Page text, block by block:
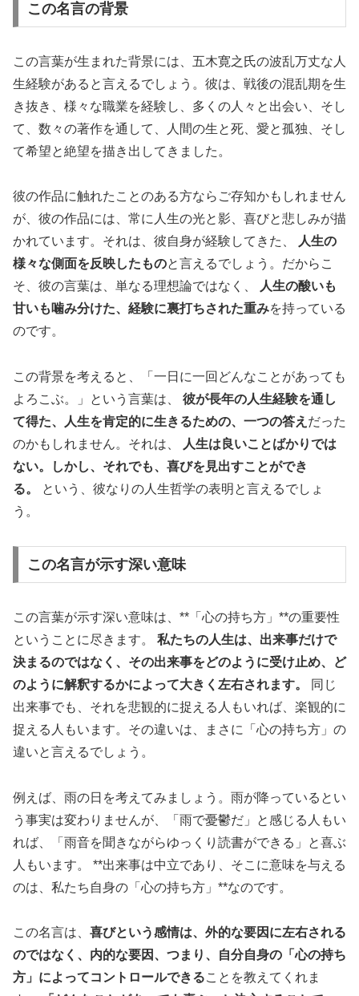
この名言の背景
この言葉が生まれた背景には、五木寛之氏の波乱万丈な人
生経験があると言えるでしょう。彼は、戦後の混乱期を生
き抜き、様々な職業を経験し、多くの人々と出会い、そし
て、数々の著作を通して、人間の生と死、愛と孤独、そし
て希望と絶望を描き出してきました。
彼の作品に触れたことのある方ならご存知かもしれません
が、彼の作品には、常に人生の光と影、喜びと悲しみが描
かれています。それは、彼自身が経験してきた、
人生の
様々な側面を反映したものと言えるでしょう。だからこ
そ、彼の言葉は、単なる理想論ではなく、
人生の酸いも
甘いも噛み分けた、経験に裏打ちされた重みを持っている
のです。
この背景を考えると、「一日に一回どんなことがあっても
よろこぶ。」という言葉は、 彼が長年の人生経験を通し
て得た、人生を肯定的に生きるための、一つの答え だった
のかもしれません。それは、
人生は良いことばかりでは
ない。しかし、それでも、喜びを見出すことができ
る。
という、彼なりの人生哲学の表明と言えるでしょ
う。
この名言が示す深い意味
この言葉が示す深い意味は、**「心の持ち方」**の重要性
ということに尽きます。 私たちの人生は、出来事だけで
決まるのではなく、その出来事をどのように受け止め、ど
のように解釈するかによって大きく左右されます。
同じ
出来事でも、それを悲観的に捉える人もいれば、楽観的に
捉える人もいます。その違いは、まさに「心の持ち方」の
違いと言えるでしょう。
例えば、雨の日を考えてみましょう。雨が降っているとい
う事実は変わりませんが、「雨で憂鬱だ」と感じる人もい
れば、「雨音を聞きながらゆっくり読書ができる」と喜ぶ
人もいます。 **出来事は中立であり、そこに意味を与える
のは、私たち自身の「心の持ち方」**なのです。
この名言は、 喜びという感情は、外的な要因に左右される
のではなく、内的な要因、つまり、自分自身の「心の持ち
方」によってコントロールできることを教えてくれま